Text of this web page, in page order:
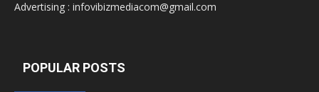
Advertising : infovibizmediacom@gmail.com
POPULAR POSTS